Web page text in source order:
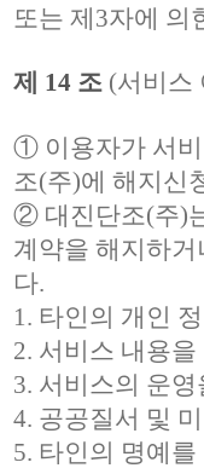
또는 제3자에 의
제 14 조 (서비스
① 이용자가 서
조(주)에 해지신
② 대진단조(주)
계약을 해지하
다.
1. 타인의 개인
2. 서비스 내용
3. 서비스의 운
4. 공공질서 및
5. 타인의 명예